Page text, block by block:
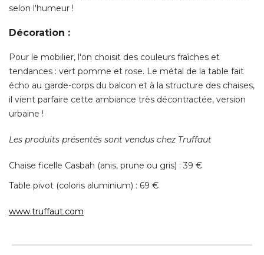
selon l'humeur !
Décoration :
Pour le mobilier, l'on choisit des couleurs fraîches et
tendances : vert pomme et rose. Le métal de la table fait
écho au garde-corps du balcon et à la structure des chaises,
il vient parfaire cette ambiance très décontractée, version
urbaine !
Les produits présentés sont vendus chez Truffaut
Chaise ficelle Casbah (anis, prune ou gris) : 39 €
Table pivot (coloris aluminium) : 69 €
www.truffaut.com